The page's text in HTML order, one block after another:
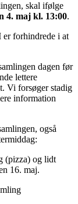
skal ifølge
4. maj kl. 13:00.
er forhindrede i at
dagen før
lettere
Vi forsøger stadig
information
også
(pizza) og lidt
16. maj.